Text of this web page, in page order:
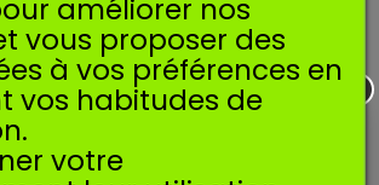
carburateur ZAMA.
de type
Z026-120-0613-A
améliorer nos
vous proposer des
à vos préférences en
vos habitudes de
votre